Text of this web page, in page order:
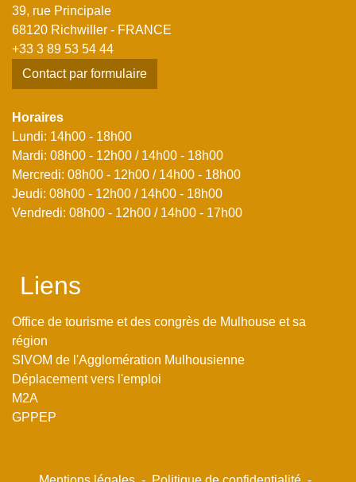
39, rue Principale
68120 Richwiller - FRANCE
+33 3 89 53 54 44
Contact par formulaire
Horaires
Lundi: 14h00 - 18h00
Mardi: 08h00 - 12h00 / 14h00 - 18h00
Mercredi: 08h00 - 12h00 / 14h00 - 18h00
Jeudi: 08h00 - 12h00 / 14h00 - 18h00
Vendredi: 08h00 - 12h00 / 14h00 - 17h00
Liens
Office de tourisme et des congrès de Mulhouse et sa
région
SIVOM de l'Agglomération Mulhousienne
Déplacement vers l'emploi
M2A
GPPEP